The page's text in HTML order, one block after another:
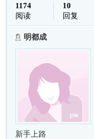
1174
阅读
10
回复
明都成
新手上路